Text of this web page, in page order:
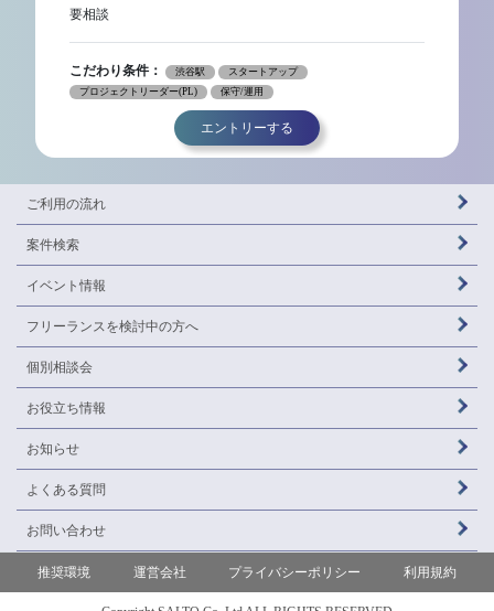
要相談
こだわり条件： 渋谷駅
スタートアップ
プロジェクトリーダー(PL)
保守/運用
エントリーする
ご利用の流れ
案件検索
イベント情報
フリーランスを検討中の方へ
個別相談会
お役立ち情報
お知らせ
よくある質問
お問い合わせ
推奨環境 運営会社 プライバシーポリシー 利用規約